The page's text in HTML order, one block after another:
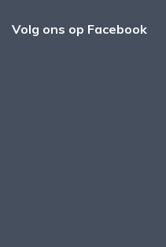
Volg ons op Facebook